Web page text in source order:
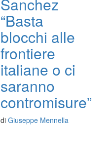
“Basta
blocchi alle
frontiere
italiane o ci
saranno
contromisure”
di Giuseppe Mennella